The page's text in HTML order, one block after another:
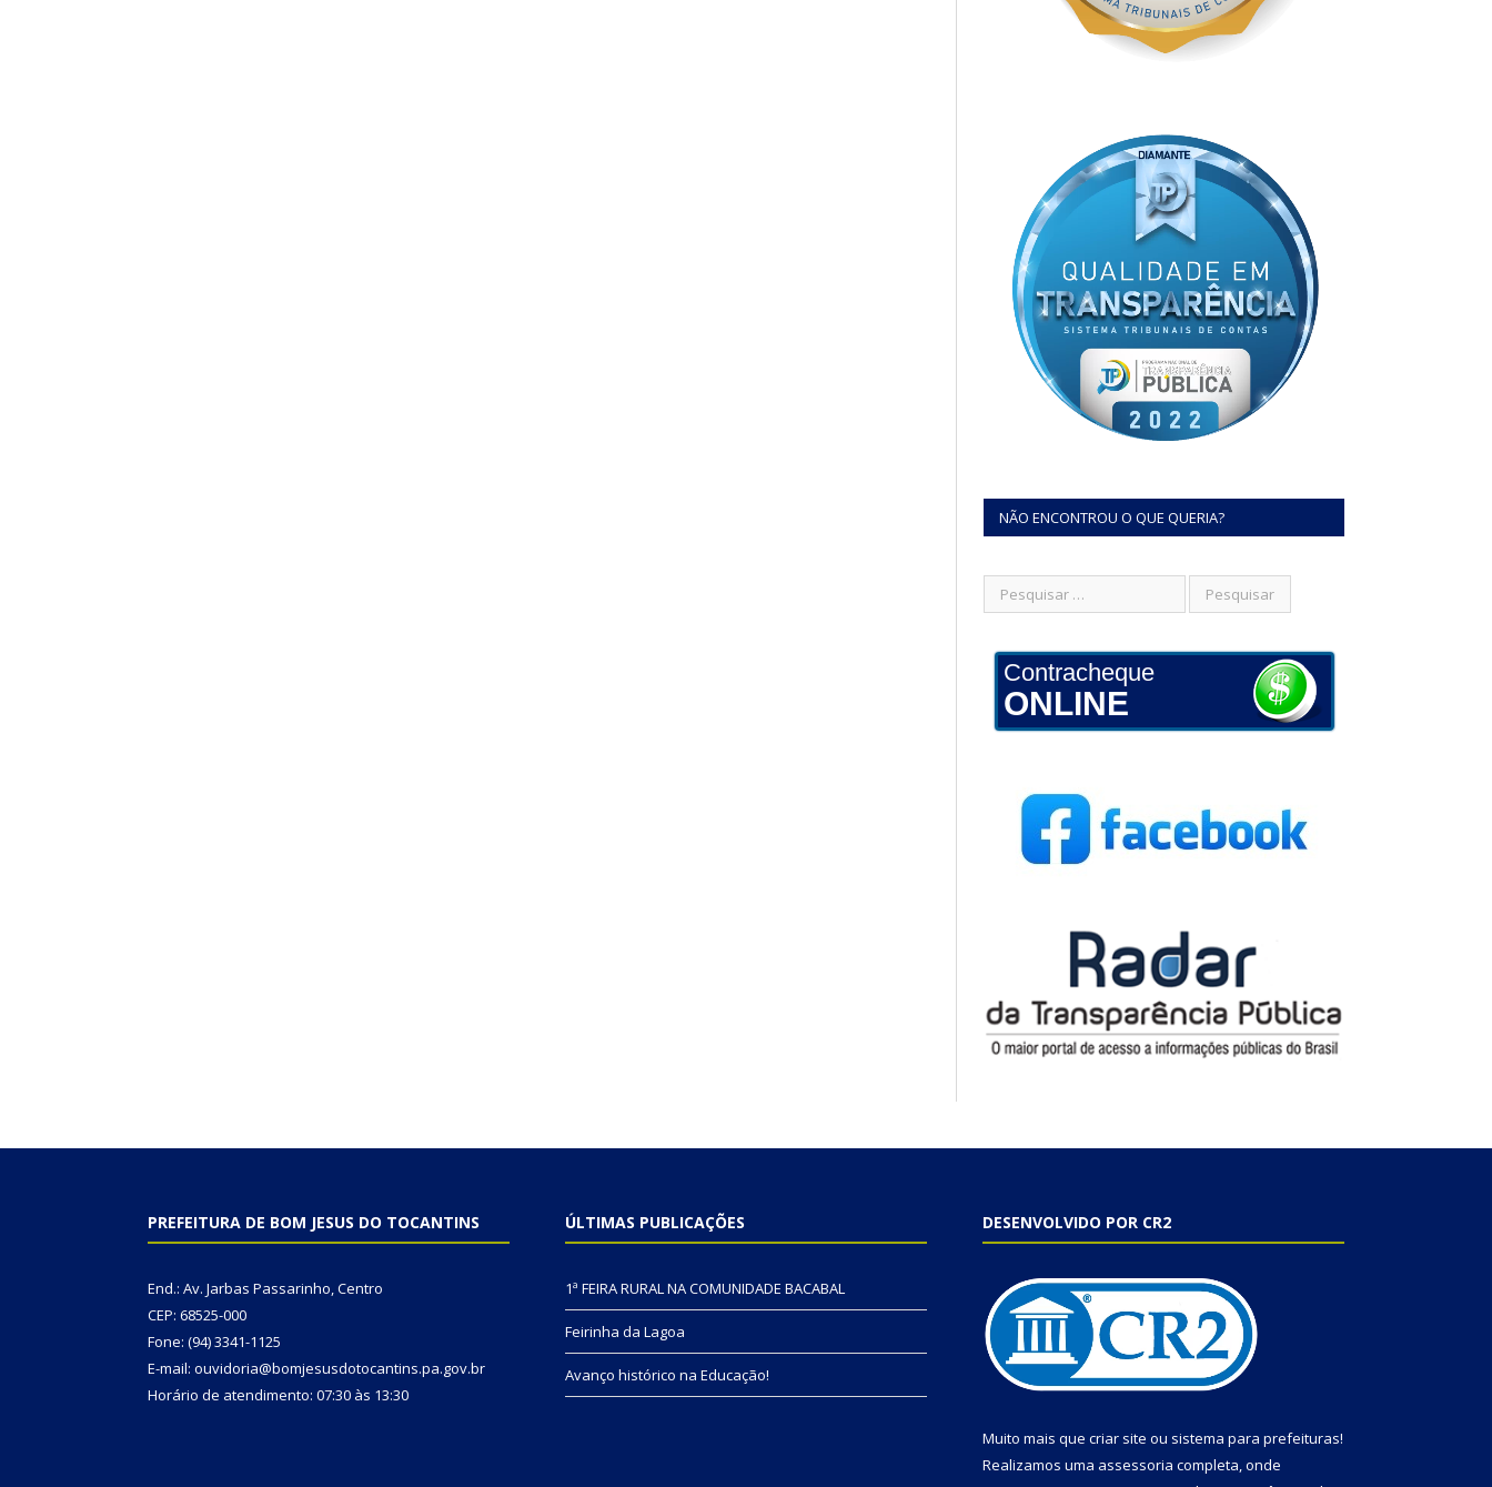
NÃO ENCONTROU O QUE QUERIA?
Contracheque
ONLINE
PREFEITURA DE BOM JESUS DO TOCANTINS
End.: Av. Jarbas Passarinho, Centro
CEP: 68525-000
Fone: (94) 3341-1125
E-mail: ouvidoria@bomjesusdotocantins.pa.gov.br
Horário de atendimento: 07:30 às 13:30
ÚLTIMAS PUBLICAÇÕES
1ª FEIRA RURAL NA COMUNIDADE BACABAL
Feirinha da Lagoa
Avanço histórico na Educação!
DESENVOLVIDO POR CR2
Muito mais que criar site ou sistema para prefeituras!
Realizamos uma assessoria completa, onde